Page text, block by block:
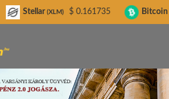
Stellar (XLM) $ 0.161735 Bitcoin Cash